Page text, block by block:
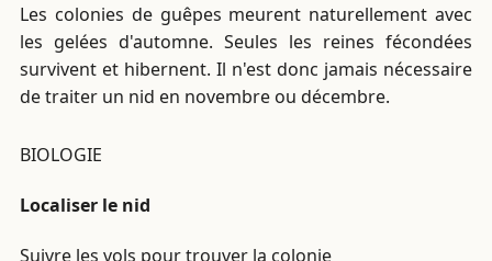
Les colonies de guêpes meurent naturellement avec
les gelées d'automne. Seules les reines fécondées
survivent et hibernent. Il n'est donc jamais nécessaire
de traiter un nid en novembre ou décembre.
BIOLOGIE
Localiser le nid
Suivre les vols pour trouver la colonie